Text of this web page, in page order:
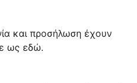
και προσήλωση έχουν
ως εδώ.